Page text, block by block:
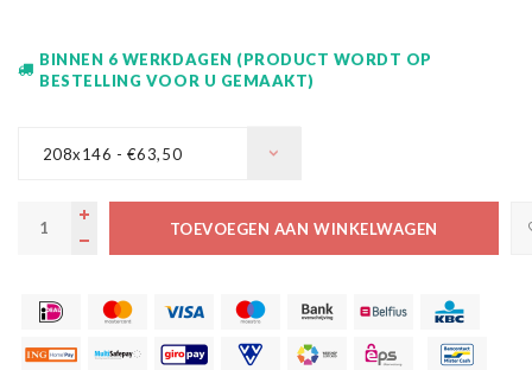
BINNEN 6 WERKDAGEN (PRODUCT WORDT OP
BESTELLING VOOR U GEMAAKT)
208x146 - €63,50
TOEVOEGEN AAN WINKELWAGEN